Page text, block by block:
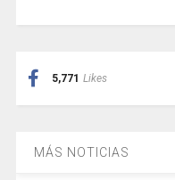
5,771 Likes
MÁS NOTICIAS